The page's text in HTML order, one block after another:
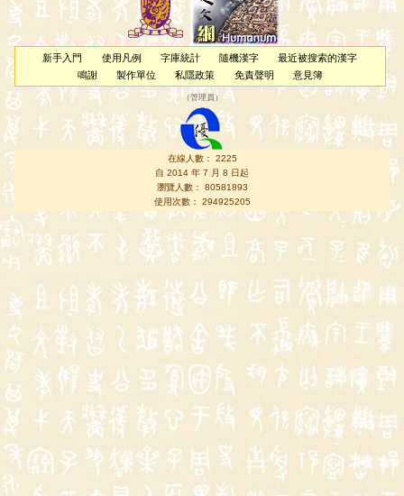
新手入門 使用凡例 字庫統計 隨機漢字
最近被搜索的漢字
鳴謝
製作單位 私隱政策 免責聲明 意見簿
（管理員 ）
在線人數： 2225
自 2014 年 7 月 8 日起
瀏覽人數： 80581893
使用次數： 294925205